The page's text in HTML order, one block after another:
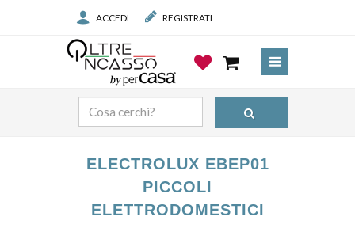
ACCEDI REGISTRATI
ELECTROLUX EBEP01
PICCOLI
ELETTRODOMESTICI